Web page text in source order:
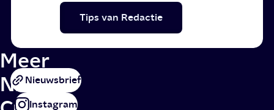
Tips van Redactie
Meer
NPONieuwsbrief
Instagram